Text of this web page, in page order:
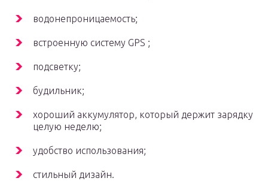
водонепроницаемость;
встроенную систему GPS ;
подсветку;
будильник;
хороший аккумулятор, который держит зарядку
целую неделю;
удобство использования;
стильный дизайн.